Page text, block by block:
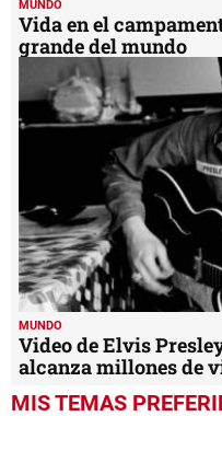
MUNDO
Vida en el
grande del mundo
MUNDO
Video de Elvis
alcanza millones de
MIS TEMAS